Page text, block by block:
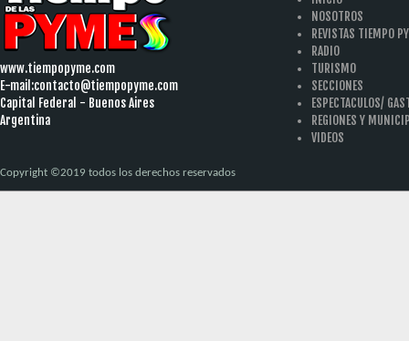
www.tiempopyme.com
E-mail:contacto@tiempopyme.com
Capital Federal - Buenos Aires
Argentina
NOSOTROS
REVISTAS TIEMPO
RADIO
TURISMO
SECCIONES
ESPECTACULOS/
REGIONES Y
VIDEOS
Copyright ©2019 todos los derechos reservados